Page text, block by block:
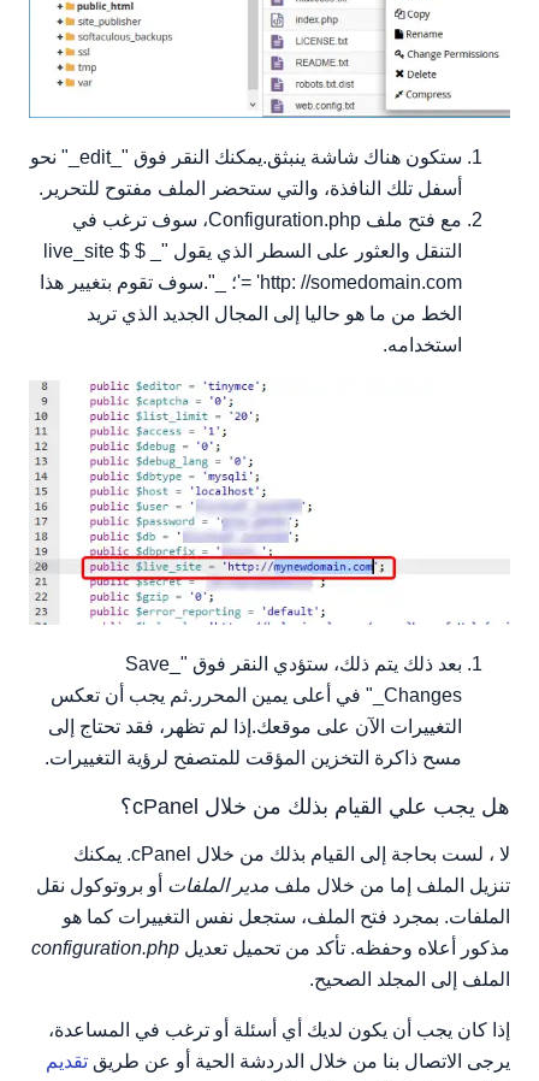
ستكون هناك شاشة ينبثق.يمكنك النقر فوق "_edit_" نحو
أسفل تلك النافذة، والتي ستحضر الملف مفتوح للتحرير.
مع فتح ملف Configuration.php، سوف ترغب في
التنقل والعثور على السطر الذي يقول "_ $ $ live_site
= 'http: //somedomain.com'؛ _".سوف تقوم بتغيير هذا
الخط من ما هو حاليا إلى المجال الجديد الذي تريد
استخدامه.
بعد ذلك يتم ذلك، ستؤدي النقر فوق "_Save
Changes_" في أعلى يمين المحرر.ثم يجب أن تعكس
التغييرات الآن على موقعك.إذا لم تظهر، فقد تحتاج إلى
مسح ذاكرة التخزين المؤقت للمتصفح لرؤية التغييرات.
هل يجب علي القيام بذلك من خلال cPanel؟
لا ، لست بحاجة إلى القيام بذلك من خلال cPanel. يمكنك
تنزيل الملف إما من خلال ملف مدير الملفات أو بروتوكول نقل
الملفات. بمجرد فتح الملف، ستجعل نفس التغييرات كما هو
مذكور أعلاه وحفظه. تأكد من تحميل تعديل configuration.php
الملف إلى المجلد الصحيح.
إذا كان يجب أن يكون لديك أي أسئلة أو ترغب في المساعدة،
يرجى الاتصال بنا من خلال الدردشة الحية أو عن طريق تقديم